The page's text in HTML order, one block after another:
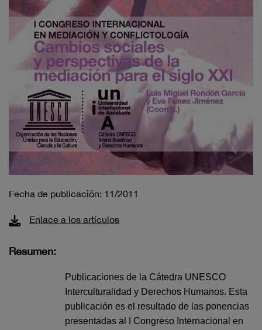
Fecha de publicación: 11/2011
Enlace a los artículos
Resumen:
Publicaciones de la Cátedra UNESCO
Interculturalidad y Derechos Humanos. Esta
publicación es el resultado de las ponencias
presentadas al I Congreso Internacional en